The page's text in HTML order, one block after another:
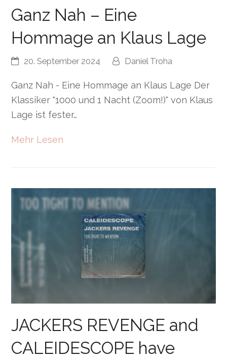
Ganz Nah – Eine
Hommage an Klaus Lage
20. September 2024 Daniel Troha
Ganz Nah - Eine Hommage an Klaus Lage Der
Klassiker "1000 und 1 Nacht (Zoom!)" von Klaus
Lage ist fester…
Mehr Lesen
JACKERS REVENGE and
CALEIDESCOPE have